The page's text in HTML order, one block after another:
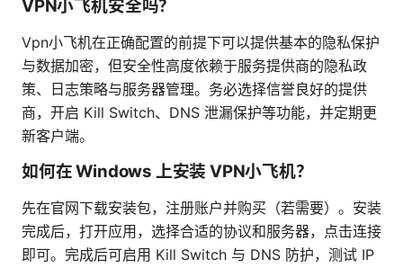
VPN小飞机安全吗？
Vpn小飞机在正确配置的前提下可以提供基本的隐私保护
与数据加密，但安全性高度依赖于服务提供商的隐私政
策、日志策略与服务器管理。务必选择信誉良好的提供
商，开启 Kill Switch、DNS 泄漏保护等功能，并定期更
新客户端。
如何在 Windows 上安装 VPN小飞机？
先在官网下载安装包，注册账户并购买（若需要）。安装
完成后，打开应用，选择合适的协议和服务器，点击连接
即可。完成后可启用 Kill Switch 与 DNS 防护，测试 IP